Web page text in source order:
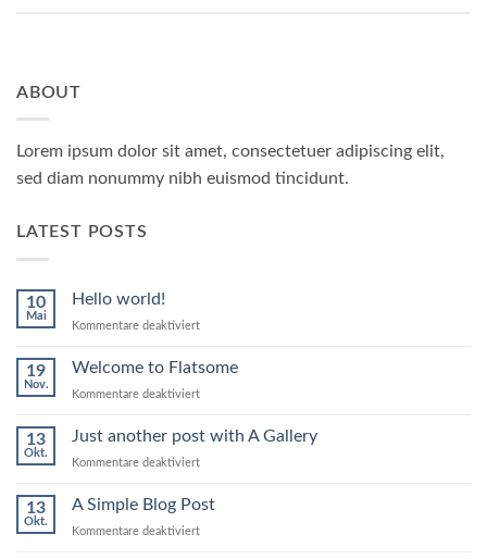
ABOUT
Lorem ipsum dolor sit amet, consectetuer adipiscing elit,
sed diam nonummy nibh euismod tincidunt.
LATEST POSTS
10
Mai
Hello world!
Kommentare deaktiviertfür
19
Nov.
Welcome to Flatsome
Kommentare deaktiviertfür
to
13
Okt.
Just another post with A Gallery
Kommentare deaktiviertfür
another
with
13
Okt.
A Simple Blog Post
Kommentare deaktiviertfür